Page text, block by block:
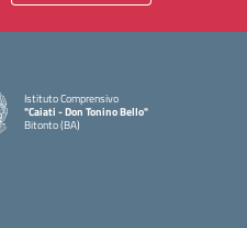
Istituto Comprensivo
"Caiati - Don Tonino Bello"
Bitonto (BA)